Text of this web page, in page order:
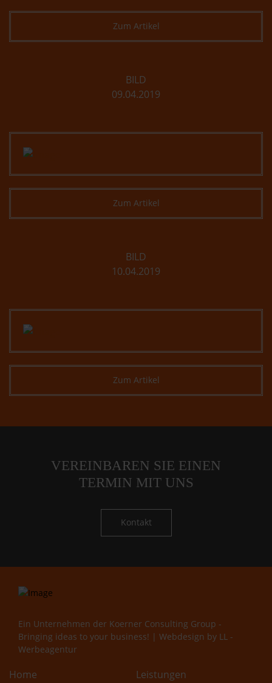
Zum Artikel
BILD
09.04.2019
Zum Artikel
BILD
10.04.2019
Zum Artikel
VEREINBAREN SIE EINEN
TERMIN MIT UNS
Kontakt
Ein Unternehmen der Koerner Consulting Group -
Bringing ideas to your business! | Webdesign by LL -
Werbeagentur
Home Leistungen